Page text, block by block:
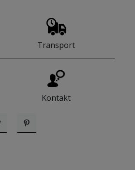
Transport
Kontakt
Pinterest